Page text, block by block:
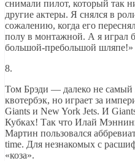
снимали пилот, который так
другие актеры. Я снялся в
сожалению, когда его
полу в монтажной. А я играл
большой-пребольшой шляпе!»
8.
Том Брэди — далеко не
квотербэк, но играет за
Giants и New York Jets. И
Кубках! Так что Илай
Мартин пользовался
time. Для незнакомых с
«коза».